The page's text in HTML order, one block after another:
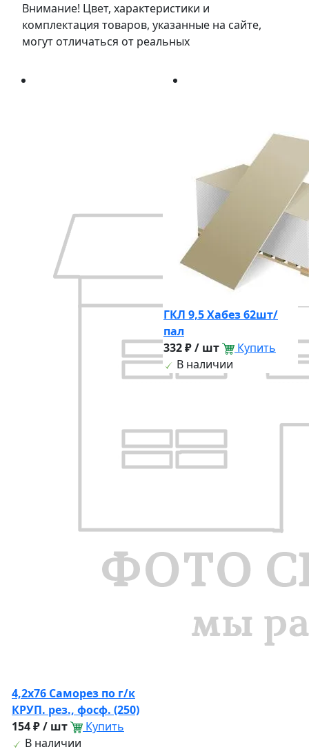
Внимание! Цвет, характеристики и
комплектация товаров, указанные на сайте,
могут отличаться от реальных
4,2х76 Саморез по г/к
КРУП. рез., фосф. (250)
154 ₽ / шт
Купить
В наличии
ГКЛ 9,5 Хабез 62шт/
пал
332 ₽ / шт
Купить
В наличии